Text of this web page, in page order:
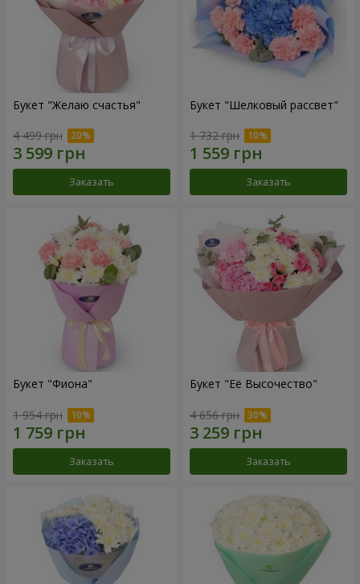
Букет "Желаю счастья"
4 499 грн
Заказать
Букет "Шелковый рассвет"
1 732 грн
Заказать
Букет "Фиона"
1 954 грн
Заказать
Букет "Её Высочество"
4 656 грн
Заказать